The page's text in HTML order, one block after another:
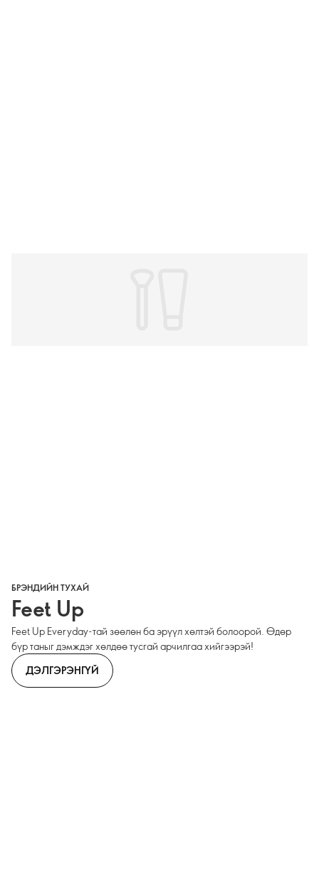
БРЭНДИЙН ТУХАЙ
Feet Up
Feet Up Everyday-тай зөөлөн ба эрүүл хөлтэй болоорой. Өдөр
бүр таныг дэмждэг хөлдөө тусгай арчилгаа хийгээрэй!
ДЭЛГЭРЭНГҮЙ